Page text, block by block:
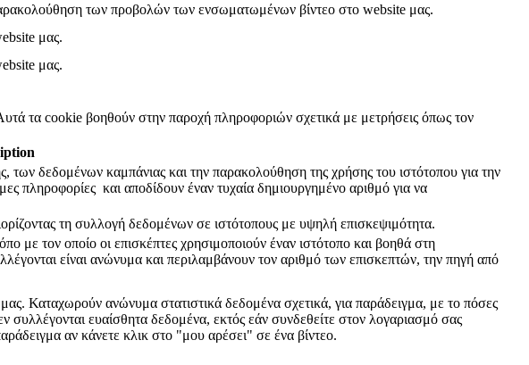
των προβολών των ενσωματωμένων βίντεο στο website μας.
μας.
μας.
τα cookie βοηθούν στην παροχή πληροφοριών σχετικά με μετρήσεις όπως τον
δεδομένων καμπάνιας και την παρακολούθηση της χρήσης του ιστότοπου για την
πληροφορίες και αποδίδουν έναν τυχαία δημιουργημένο αριθμό για να
τη συλλογή δεδομένων σε ιστότοπους με υψηλή επισκεψιμότητα.
με τον οποίο οι επισκέπτες χρησιμοποιούν έναν ιστότοπο και βοηθά στη
είναι ανώνυμα και περιλαμβάνουν τον αριθμό των επισκεπτών, την πηγή από
Καταχωρούν ανώνυμα στατιστικά δεδομένα σχετικά, για παράδειγμα, με το πόσες
συλλέγονται ευαίσθητα δεδομένα, εκτός εάν συνδεθείτε στον λογαριασμό σας
αν κάνετε κλικ στο "μου αρέσει" σε ένα βίντεο.